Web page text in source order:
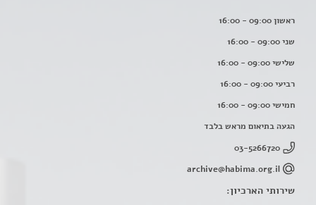
ראשון 09:00 - 16:00
שני 09:00 - 16:00
שלישי 09:00 - 16:00
רביעי 09:00 - 16:00
חמישי 09:00 - 16:00
הגעה בתיאום מראש בלבד
03-5266720
archive@habima.org.il
שירותי הארכיון: